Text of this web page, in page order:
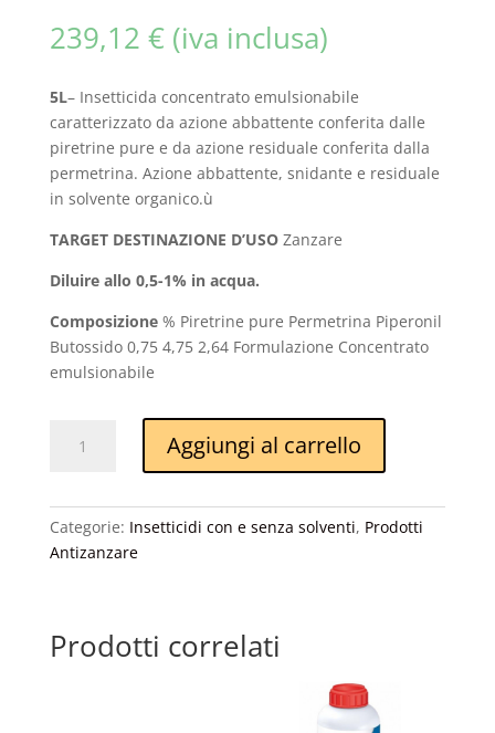
239,12 € (iva inclusa)
5L– Insetticida concentrato emulsionabile
caratterizzato da azione abbattente conferita dalle
piretrine pure e da azione residuale conferita dalla
permetrina. Azione abbattente, snidante e residuale
in solvente organico.ù
TARGET DESTINAZIONE D’USOZanzare
Diluire allo 0,5-1% in acqua.
Composizione% Piretrine pure Permetrina Piperonil
Butossido 0,75 4,75 2,64 Formulazione Concentrato
emulsionabile
Nuvacid
Cipertrin
quantità
Aggiungi al carrello
Categorie: Insetticidi con e senza solventi, Prodotti
Antizanzare
Prodotti correlati